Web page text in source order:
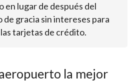
en lugar de después del
gracia sin intereses para
tarjetas de crédito.
la mejor